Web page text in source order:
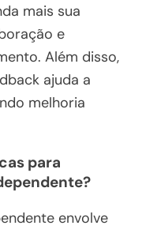
mais sua
e
Além disso,
ajuda a
melhoria
para
envolve